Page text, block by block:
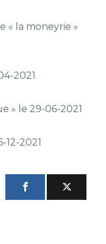
« la moneyrie »
2021
» le 29-06-2021
12-2021